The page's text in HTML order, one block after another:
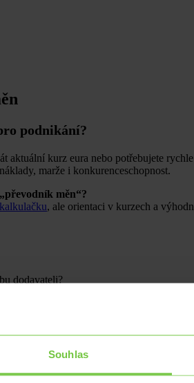
Souhlas
podnikání?
aktuální kurz eura nebo potřebujete
marže i konkurenceschopnost.
měn“?
kalkulačku, ale orientaci v kurzech a
dodavateli?
čase
Online převodníky měn často
podle měny (např.kurz dolaru,kurz